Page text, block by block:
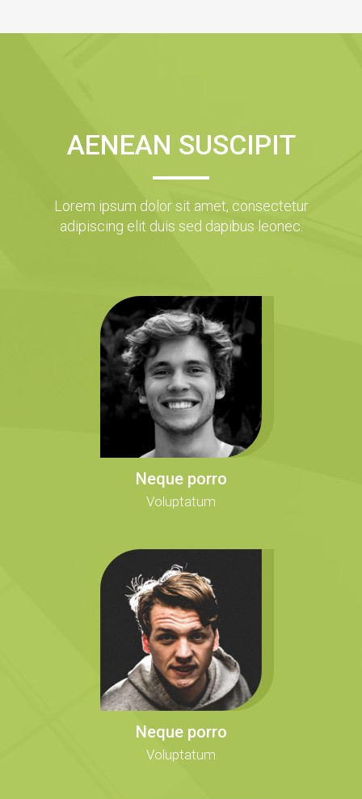
AENEAN SUSCIPIT
Lorem ipsum dolor sit amet, consectetur
adipiscing elit duis sed dapibus leonec.
Neque porro
Voluptatum
Neque porro
Voluptatum